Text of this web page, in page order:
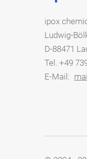
Tech.
ipox
Ludwig-
D-88471
Tel. +49
E-Mail: